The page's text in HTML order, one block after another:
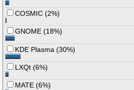
COSMIC (2%)
GNOME (18%)
KDE Plasma (30%)
LXQt (6%)
MATE (6%)